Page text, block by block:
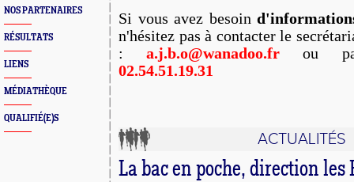
NOS PARTENAIRES
RÉSULTATS
LIENS
MÉDIATHÈQUE
QUALIFIÉ(E)S
Si vous avez besoin
n'hésitez pas à contacter le
:a.j.b.o@wanadoo.fr ou
02.54.51.19.31
ACTUALITÉS
La bac en poche, direction les